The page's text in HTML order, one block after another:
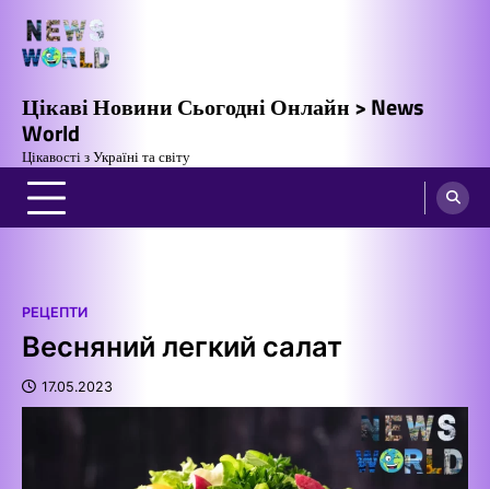
вмісту
Цікаві Новини Сьогодні Онлайн > News
World
Цікавості з Україні та світу
РЕЦЕПТИ
Весняний легкий салат
17.05.2023